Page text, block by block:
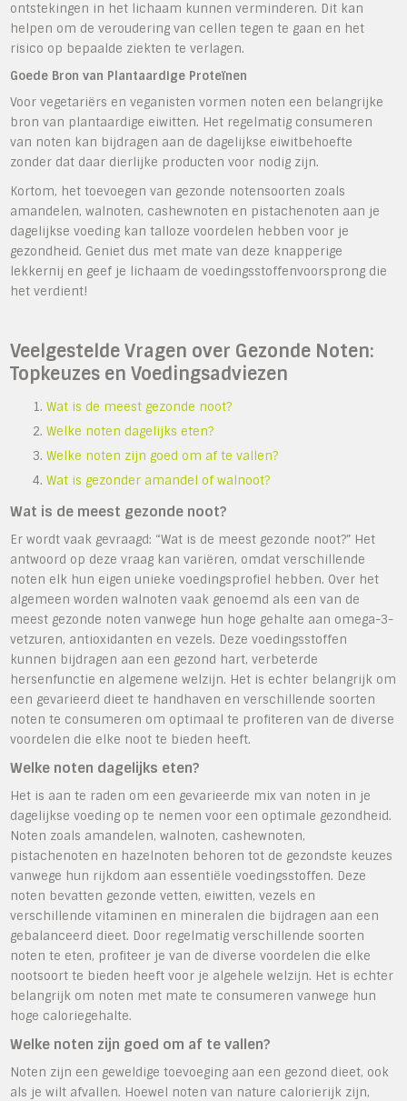
ontstekingen in het lichaam kunnen verminderen. Dit kan
helpen om de veroudering van cellen tegen te gaan en het
risico op bepaalde ziekten te verlagen.
Goede Bron van Plantaardige Proteïnen
Voor vegetariërs en veganisten vormen noten een belangrijke
bron van plantaardige eiwitten. Het regelmatig consumeren
van noten kan bijdragen aan de dagelijkse eiwitbehoefte
zonder dat daar dierlijke producten voor nodig zijn.
Kortom, het toevoegen van gezonde notensoorten zoals
amandelen, walnoten, cashewnoten en pistachenoten aan je
dagelijkse voeding kan talloze voordelen hebben voor je
gezondheid. Geniet dus met mate van deze knapperige
lekkernij en geef je lichaam de voedingsstoffenvoorsprong die
het verdient!
Veelgestelde Vragen over Gezonde Noten:
Topkeuzes en Voedingsadviezen
Wat is de meest gezonde noot?
Welke noten dagelijks eten?
Welke noten zijn goed om af te vallen?
Wat is gezonder amandel of walnoot?
Wat is de meest gezonde noot?
Er wordt vaak gevraagd: “Wat is de meest gezonde noot?” Het
antwoord op deze vraag kan variëren, omdat verschillende
noten elk hun eigen unieke voedingsprofiel hebben. Over het
algemeen worden walnoten vaak genoemd als een van de
meest gezonde noten vanwege hun hoge gehalte aan omega-3-
vetzuren, antioxidanten en vezels. Deze voedingsstoffen
kunnen bijdragen aan een gezond hart, verbeterde
hersenfunctie en algemene welzijn. Het is echter belangrijk om
een gevarieerd dieet te handhaven en verschillende soorten
noten te consumeren om optimaal te profiteren van de diverse
voordelen die elke noot te bieden heeft.
Welke noten dagelijks eten?
Het is aan te raden om een gevarieerde mix van noten in je
dagelijkse voeding op te nemen voor een optimale gezondheid.
Noten zoals amandelen, walnoten, cashewnoten,
pistachenoten en hazelnoten behoren tot de gezondste keuzes
vanwege hun rijkdom aan essentiële voedingsstoffen. Deze
noten bevatten gezonde vetten, eiwitten, vezels en
verschillende vitaminen en mineralen die bijdragen aan een
gebalanceerd dieet. Door regelmatig verschillende soorten
noten te eten, profiteer je van de diverse voordelen die elke
nootsoort te bieden heeft voor je algehele welzijn. Het is echter
belangrijk om noten met mate te consumeren vanwege hun
hoge caloriegehalte.
Welke noten zijn goed om af te vallen?
Noten zijn een geweldige toevoeging aan een gezond dieet, ook
als je wilt afvallen. Hoewel noten van nature calorierijk zijn,